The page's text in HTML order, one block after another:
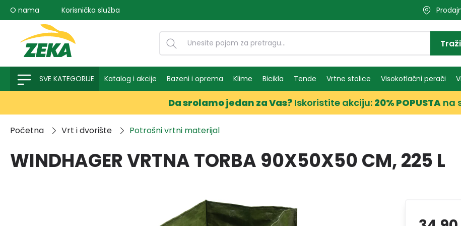
pretragu Preskoči na glavnu navigaciju
O nama Korisnička služba
Traži
SVE KATEGORIJE Katalog i akcije Bazeni i oprema Klime Bicikla Tende Vrtne stolice Visokotlačni perači
Da srolamo jedan za Vas? Iskoristite akciju: 20% POPUSTA na
Početna Vrt i dvorište Potrošni vrtni materijal
WINDHAGER VRTNA TORBA 90X50X50 CM, 225 L